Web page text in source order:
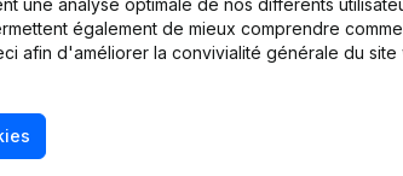
également de mieux comprendre
afin d'améliorer la convivialité générale du site